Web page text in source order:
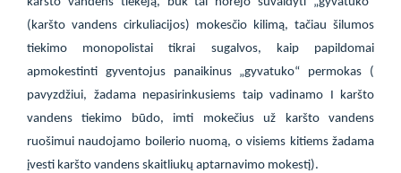
(karšto vandens cirkuliacijos) mokesčio kilimą, tačiau šilumos
tiekimo monopolistai tikrai sugalvos, kaip papildomai
apmokestinti gyventojus panaikinus „gyvatuko“ permokas (
pavyzdžiui, žadama nepasirinkusiems taip vadinamo I karšto
vandens tiekimo būdo, imti mokečius už karšto vandens
ruošimui naudojamo boilerio nuomą, o visiems kitiems žadama
įvesti karšto vandens skaitliukų aptarnavimo mokestį).